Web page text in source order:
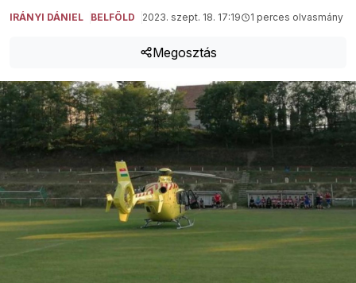
IRÁNYI DÁNIEL BELFÖLD 2023. szept. 18. 17:19 1 perces olvasmány
Megosztás